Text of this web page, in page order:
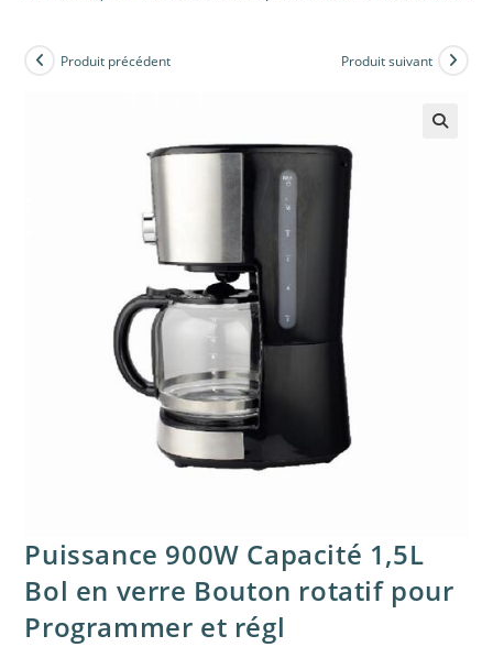
Produit précédent Produit suivant
Puissance 900W Capacité 1,5L
Bol en verre Bouton rotatif pour
Programmer et régl